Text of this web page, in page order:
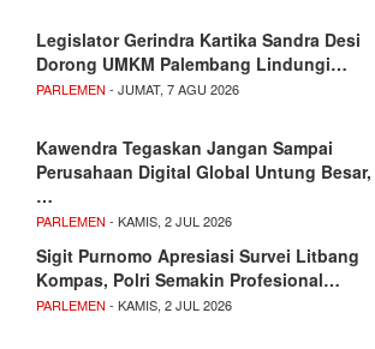
Legislator Gerindra Kartika Sandra Desi
Dorong UMKM Palembang Lindungi…
PARLEMEN - JUMAT, 7 AGU 2026
Kawendra Tegaskan Jangan Sampai
Perusahaan Digital Global Untung Besar,
…
PARLEMEN - KAMIS, 2 JUL 2026
Sigit Purnomo Apresiasi Survei Litbang
Kompas, Polri Semakin Profesional…
PARLEMEN - KAMIS, 2 JUL 2026